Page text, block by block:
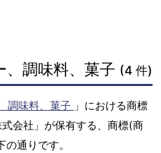
、調味料、菓子 (4 件)
調味料、菓子 」における商標
会社」が保有する、商標(商
通りです。